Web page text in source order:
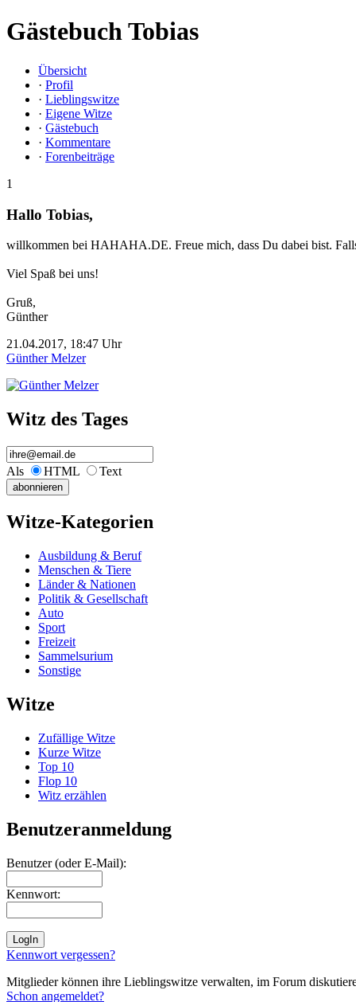
Gästebuch Tobias
Übersicht
· Profil
· Lieblingswitze
· Eigene Witze
· Gästebuch
· Kommentare
· Forenbeiträge
1
Hallo Tobias,
willkommen bei HAHAHA.DE. Freue mich, dass Du dabei bist.
Viel Spaß bei uns!
Gruß,
Günther
21.04.2017, 18:47 Uhr
Günther Melzer
Witz des Tages
Als HTML Text
Witze-Kategorien
Ausbildung & Beruf
Menschen & Tiere
Länder & Nationen
Politik & Gesellschaft
Auto
Sport
Freizeit
Sammelsurium
Sonstige
Witze
Zufällige Witze
Kurze Witze
Top 10
Flop 10
Witz erzählen
Benutzeranmeldung
Benutzer (oder E-Mail):
Kennwort:
Kennwort vergessen?
Mitglieder können ihre Lieblingswitze verwalten, im Forum
Schon angemeldet?